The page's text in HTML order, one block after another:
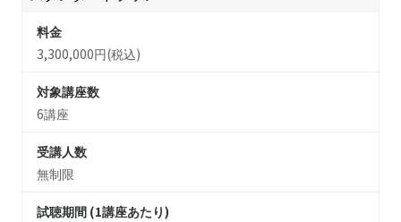
料金
3,300,000円(税込)
対象講座数
6講座
受講人数
無制限
試聴期間 (1講座あたり)